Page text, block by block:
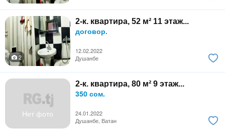
2-к. квартира, 52 м² 11 этаж...
договор.
12.02.2022
2
Душанбе
Нет фото
2-к. квартира, 80 м² 9 этаж...
350 сом.
24.01.2022
Душанбе, Ватан